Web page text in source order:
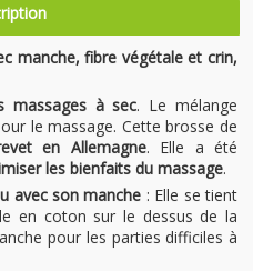
manche, fibre végétale et crin,
massages à sec. Le mélange
le massage. Cette brosse de
en Allemagne. Elle a été
les bienfaits du massage.
avec son manche : Elle se tient
en coton sur le dessus de la
pour les parties difficiles à